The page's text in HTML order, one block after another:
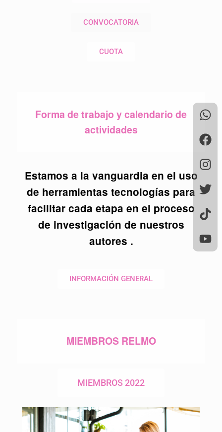
CONVOCATORIA
CUOTA
Forma de trabajo y calendario de
actividades
Estamos a la vanguardia en el uso
de herramientas tecnologías para
facilitar cada etapa en el proceso
de investigación de nuestros
autores .
INFORMACIÓN GENERAL
MIEMBROS RELMO
MIEMBROS 2022